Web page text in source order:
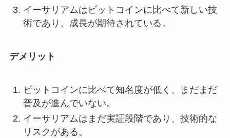
イーサリアムはビットコインに比べて新しい技
術であり、成長が期待されている。
デメリット
ビットコインに比べて知名度が低く、まだまだ
普及が進んでいない。
イーサリアムはまだ実証段階であり、技術的な
リスクがある。